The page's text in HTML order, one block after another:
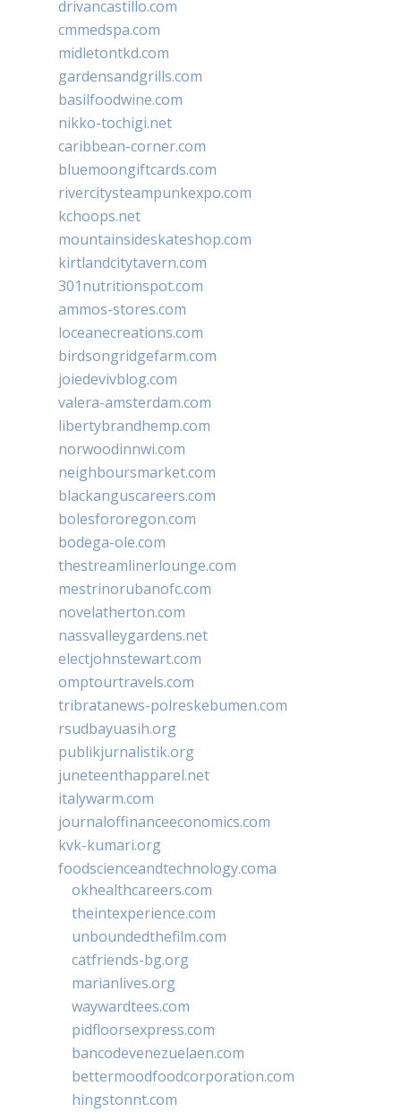
drivancastillo.com
cmmedspa.com
midletontkd.com
gardensandgrills.com
basilfoodwine.com
nikko-tochigi.net
caribbean-corner.com
bluemoongiftcards.com
rivercitysteampunkexpo.com
kchoops.net
mountainsideskateshop.com
kirtlandcitytavern.com
301nutritionspot.com
ammos-stores.com
loceanecreations.com
birdsongridgefarm.com
joiedevivblog.com
valera-amsterdam.com
libertybrandhemp.com
norwoodinnwi.com
neighboursmarket.com
blackanguscareers.com
bolesfororegon.com
bodega-ole.com
thestreamlinerlounge.com
mestrinorubanofc.com
novelatherton.com
nassvalleygardens.net
electjohnstewart.com
omptourtravels.com
tribratanews-polreskebumen.com
rsudbayuasih.org
publikjurnalistik.org
juneteenthapparel.net
italywarm.com
journaloffinanceeconomics.com
kvk-kumari.org
foodscienceandtechnology.coma
okhealthcareers.com
theintexperience.com
unboundedthefilm.com
catfriends-bg.org
marianlives.org
waywardtees.com
pidfloorsexpress.com
bancodevenezuelaen.com
bettermoodfoodcorporation.com
hingstonnt.com